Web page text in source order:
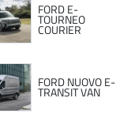
FORD E-
TOURNEO
COURIER
FORD NUOVO E-
TRANSIT VAN